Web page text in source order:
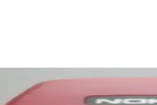
Hangi